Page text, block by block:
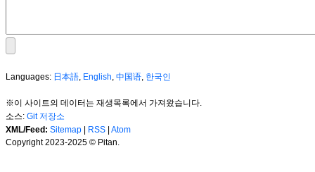
Languages: 日本語, English, 中国语, 한국인
※이 사이트의 데이터는 재생목록에서 가져왔습니다.
소스: Git 저장소
XML/Feed: Sitemap RSS Atom
Copyright 2023-2025 © Pitan.